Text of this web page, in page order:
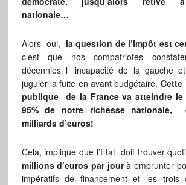
nationale…
Alors oui, la question de l’impôt est
c’est que nos compatriotes
décennies l ‘incapacité de la gauche
juguler la fuite en avant budgétaire.
publique de la France va atteindre le
95% de notre richesse nationale,
milliards d’euros!
Cela, implique que l’Etat doit trouver
millions d’euros par jourà emprunter
impératifs de financement et les trois